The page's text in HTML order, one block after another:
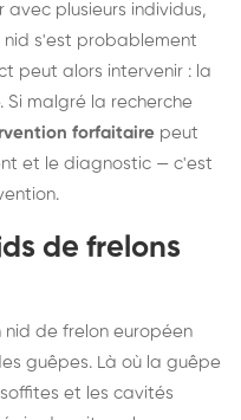
plusieurs individus,
nid s'est probablement
peut alors intervenir : la
Si malgré la recherche
forfaitaire peut
et le diagnostic — c'est
de frelons
de frelon européen
guêpes. Là où la guêpe
et les cavités